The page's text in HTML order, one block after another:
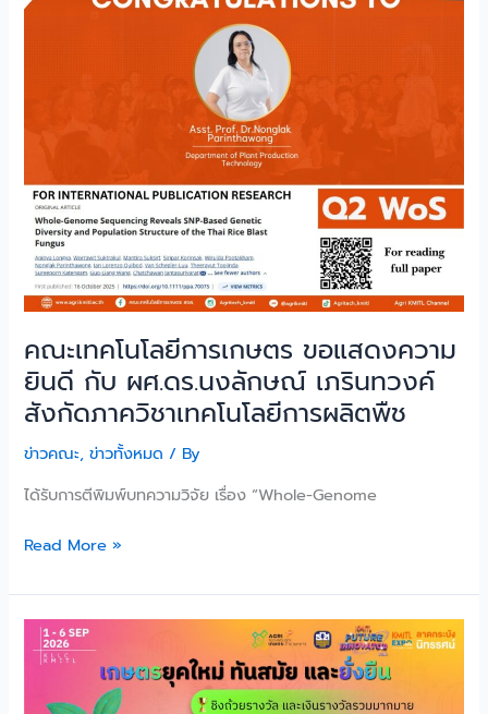
คณะเทคโนโลยีการเกษตร ขอแสดงความ
ยินดี กับ ผศ.ดร.นงลักษณ์ เภรินทวงค์
สังกัดภาควิชาเทคโนโลยีการผลิตพืช
ข่าวคณะ,ข่าวทั้งหมด / By
ได้รับการตีพิมพ์บทความวิจัย เรื่อง “Whole-Genome
การเกษตร
เภริ
นท
วงค์
สังกัด
ภาค
เทคโนโลยี
การ
ผลิต
พืช
Read More »
เวที
ของ